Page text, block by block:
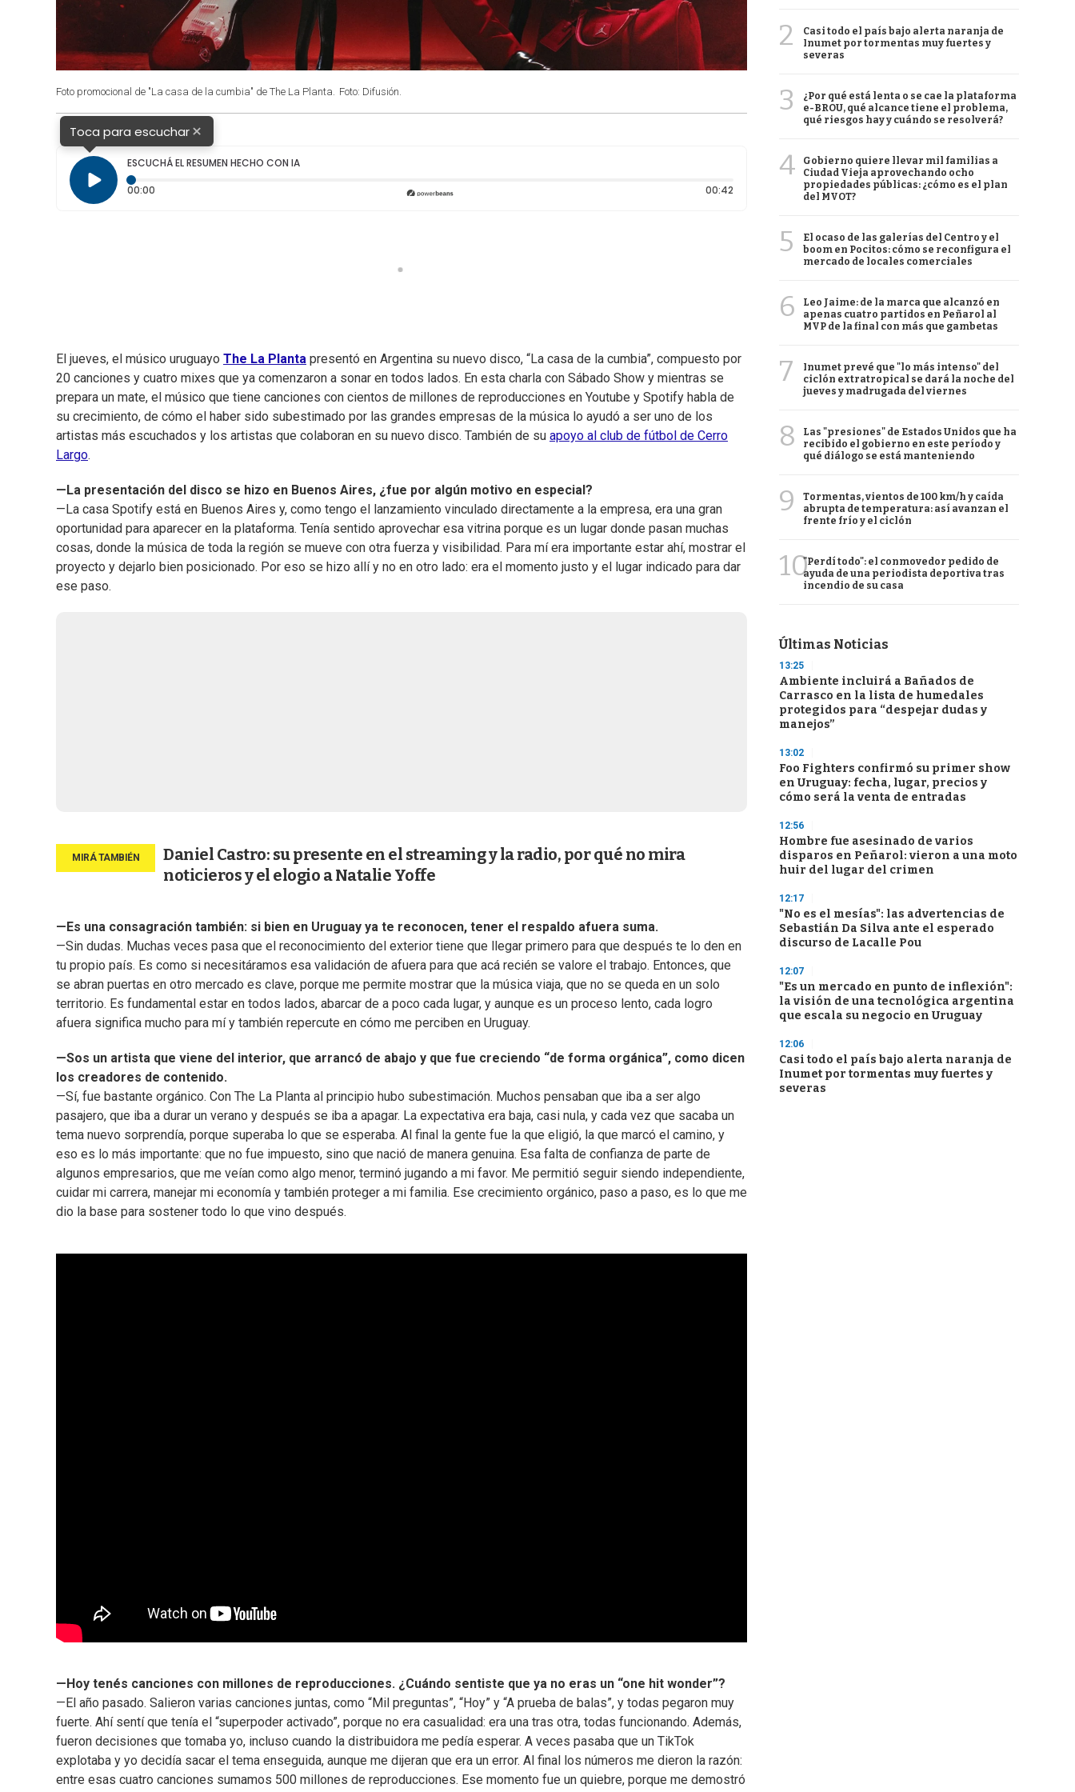
Foto promocional de "La casa de la cumbia" de The La Planta. Foto: Difusión.
Toca para escuchar×
ESCUCHÁ EL RESUMEN HECHO CON IA
00:00
00:42Duración: 42 segundos
El jueves, el músico uruguayo The La Planta presentó en Argentina su nuevo disco, “La casa de la cumbia”, compuesto por
20 canciones y cuatro mixes que ya comenzaron a sonar en todos lados. En esta charla con Sábado Show y mientras se
prepara un mate, el músico que tiene canciones con cientos de millones de reproducciones en Youtube y Spotify habla de
su crecimiento, de cómo el haber sido subestimado por las grandes empresas de la música lo ayudó a ser uno de los
artistas más escuchados y los artistas que colaboran en su nuevo disco. También de su apoyo al club de fútbol de Cerro
Largo.
—La presentación del disco se hizo en Buenos Aires, ¿fue por algún motivo en especial?
—La casa Spotify está en Buenos Aires y, como tengo el lanzamiento vinculado directamente a la empresa, era una gran
oportunidad para aparecer en la plataforma. Tenía sentido aprovechar esa vitrina porque es un lugar donde pasan muchas
cosas, donde la música de toda la región se mueve con otra fuerza y visibilidad. Para mí era importante estar ahí, mostrar el
proyecto y dejarlo bien posicionado. Por eso se hizo allí y no en otro lado: era el momento justo y el lugar indicado para dar
ese paso.
Daniel Castro: su presente en el streaming y la radio, por qué no mira
noticieros y el elogio a Natalie Yoffe
—Es una consagración también: si bien en Uruguay ya te reconocen, tener el respaldo afuera suma.
—Sin dudas. Muchas veces pasa que el reconocimiento del exterior tiene que llegar primero para que después te lo den en
tu propio país. Es como si necesitáramos esa validación de afuera para que acá recién se valore el trabajo. Entonces, que
se abran puertas en otro mercado es clave, porque me permite mostrar que la música viaja, que no se queda en un solo
territorio. Es fundamental estar en todos lados, abarcar de a poco cada lugar, y aunque es un proceso lento, cada logro
afuera significa mucho para mí y también repercute en cómo me perciben en Uruguay.
—Sos un artista que viene del interior, que arrancó de abajo y que fue creciendo “de forma orgánica”, como dicen
los creadores de contenido.
—Sí, fue bastante orgánico. Con The La Planta al principio hubo subestimación. Muchos pensaban que iba a ser algo
pasajero, que iba a durar un verano y después se iba a apagar. La expectativa era baja, casi nula, y cada vez que sacaba un
tema nuevo sorprendía, porque superaba lo que se esperaba. Al final la gente fue la que eligió, la que marcó el camino, y
eso es lo más importante: que no fue impuesto, sino que nació de manera genuina. Esa falta de confianza de parte de
algunos empresarios, que me veían como algo menor, terminó jugando a mi favor. Me permitió seguir siendo independiente,
cuidar mi carrera, manejar mi economía y también proteger a mi familia. Ese crecimiento orgánico, paso a paso, es lo que me
dio la base para sostener todo lo que vino después.
—Hoy tenés canciones con millones de reproducciones. ¿Cuándo sentiste que ya no eras un “one hit wonder”?
—El año pasado. Salieron varias canciones juntas, como “Mil preguntas”, “Hoy” y “A prueba de balas”, y todas pegaron muy
fuerte. Ahí sentí que tenía el “superpoder activado”, porque no era casualidad: era una tras otra, todas funcionando. Además,
fueron decisiones que tomaba yo, incluso cuando la distribuidora me pedía esperar. A veces pasaba que un TikTok
explotaba y yo decidía sacar el tema enseguida, aunque me dijeran que era un error. Al final los números me dieron la razón:
entre esas cuatro canciones sumamos 500 millones de reproducciones. Ese momento fue un quiebre, porque me demostró
2
Casi todo el país bajo alerta naranja de
Inumet por tormentas muy fuertes y
severas
3
¿Por qué está lenta o se cae la plataforma
e-BROU, qué alcance tiene el problema,
qué riesgos hay y cuándo se resolverá?
4
Gobierno quiere llevar mil familias a
Ciudad Vieja aprovechando ocho
propiedades públicas: ¿cómo es el plan
del MVOT?
5
El ocaso de las galerías del Centro y el
boom en Pocitos: cómo se reconfigura el
mercado de locales comerciales
6
Leo Jaime: de la marca que alcanzó en
apenas cuatro partidos en Peñarol al
MVP de la final con más que gambetas
7
Inumet prevé que "lo más intenso" del
ciclón extratropical se dará la noche del
jueves y madrugada del viernes
8
Las "presiones" de Estados Unidos que ha
recibido el gobierno en este período y
qué diálogo se está manteniendo
9
Tormentas, vientos de 100 km/h y caída
abrupta de temperatura: así avanzan el
frente frío y el ciclón
10"Perdí todo": el conmovedor pedido de
ayuda de una periodista deportiva tras
incendio de su casa
Últimas Noticias
13:25
Ambiente incluirá a Bañados de
Carrasco en la lista de humedales
protegidos para “despejar dudas y
manejos”
13:02
Foo Fighters confirmó su primer show
en Uruguay: fecha, lugar, precios y
cómo será la venta de entradas
12:56
Hombre fue asesinado de varios
disparos en Peñarol: vieron a una moto
huir del lugar del crimen
12:17
"No es el mesías": las advertencias de
Sebastián Da Silva ante el esperado
discurso de Lacalle Pou
12:07
"Es un mercado en punto de inflexión":
la visión de una tecnológica argentina
que escala su negocio en Uruguay
12:06
Casi todo el país bajo alerta naranja de
Inumet por tormentas muy fuertes y
severas